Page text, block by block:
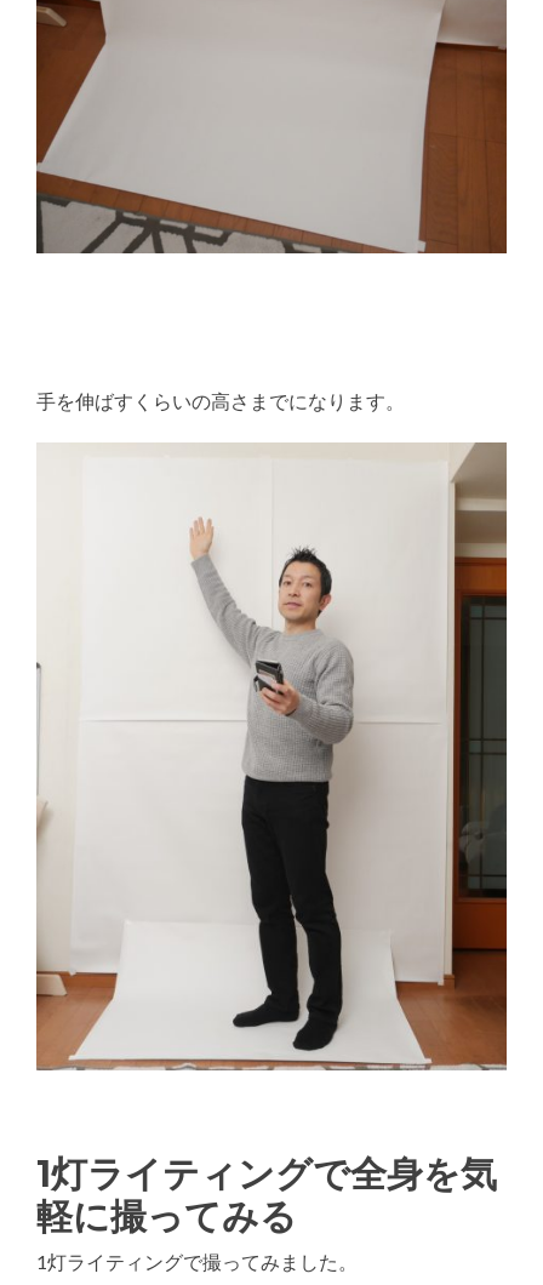
手を伸ばすくらいの高さまでになります。
1灯ライティングで全身を気
軽に撮ってみる
1灯ライティングで撮ってみました。